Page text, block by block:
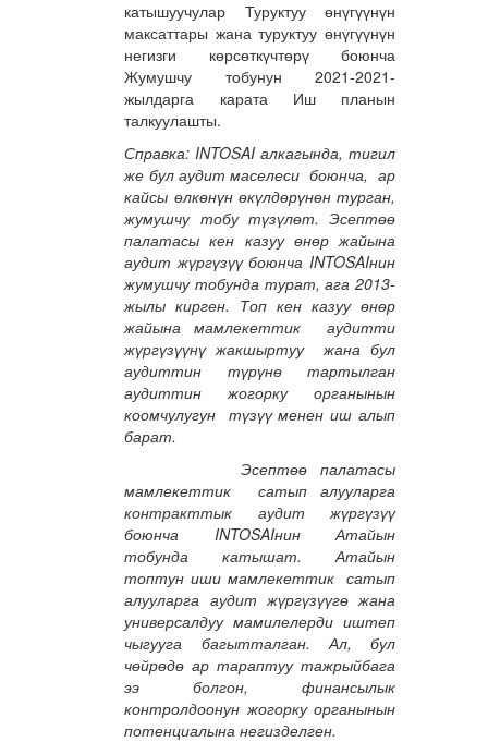
катышуучулар Туруктуу өнүгүүнүн
максаттары жана туруктуу өнүгүүнүн
негизги көрсөткүчтөрү боюнча
Жумушчу тобунун 2021-2021-
жылдарга карата Иш планын
талкуулашты.
Справка: INTOSAI алкагында, тигил
же бул аудит маселеси боюнча, ар
кайсы өлкөнүн өкүлдөрүнөн турган,
жумушчу тобу түзүлөт. Эсептөө
палатасы кен казуу өнөр жайына
аудит жүргүзүү боюнча INTOSAIнин
жумушчу тобунда турат, ага 2013-
жылы кирген. Топ кен казуу өнөр
жайына мамлекеттик аудитти
жүргүзүүнү жакшыртуу жана бул
аудиттин түрүнө тартылган
аудиттин жогорку органынын
коомчулугун түзүү менен иш алып
барат.
Эсептөө палатасы
мамлекеттик сатып алууларга
контракттык аудит жүргүзүү
боюнча INTOSAIнин Атайын
тобунда катышат. Атайын
топтун иши мамлекеттик сатып
алууларга аудит жүргүзүүгө жана
универсалдуу мамилелерди иштеп
чыгууга багытталган. Ал, бул
чөйрөдө ар тараптуу тажрыйбага
ээ болгон, финансылык
контролдоонун жогорку органынын
потенциалына негизделген.